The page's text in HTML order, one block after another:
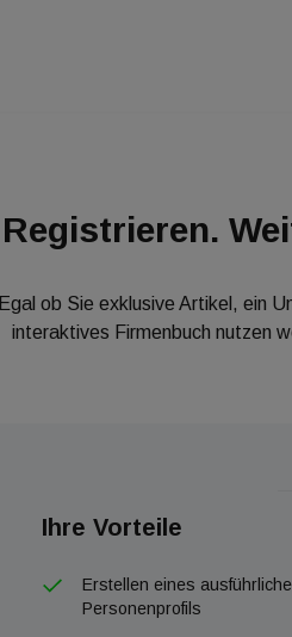
Registrieren.
Egal ob Sie exklusive Artikel, ein
interaktives Firmenbuch nutzen
Ihre Vorteile
Erstellen eines
Personenprofils